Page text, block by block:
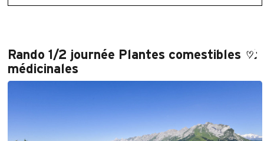
Rando 1/2 journée Plantes comestibles et
médicinales